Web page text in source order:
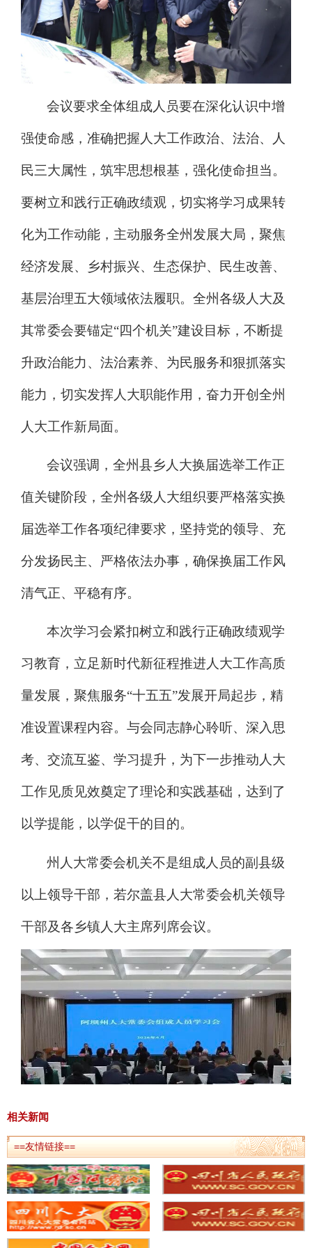
会议要求全体组成人员要在深化认识中增
强使命感，准确把握人大工作政治、法治、人
民三大属性，筑牢思想根基，强化使命担当。
要树立和践行正确政绩观，切实将学习成果转
化为工作动能，主动服务全州发展大局，聚焦
经济发展、乡村振兴、生态保护、民生改善、
基层治理五大领域依法履职。全州各级人大及
其常委会要锚定“四个机关”建设目标 ， 不断提
升政治能力、法治素养、为民服务和狠抓落实
能力， 切实发挥人大职能作用，奋力开创全州
人大工作新局面。
会议强调，全州县乡人大换届选举工作正
值关键阶段， 全州各级人大组织要严格落实换
届选举工作各项纪律要求，坚持党的领导、充
分发扬民主、严格依法办事，确保换届工作风
清气正、平稳有序。
本次学习会紧扣树立和践行正确政绩观学
习教育，立足新时代新征程推进人大工作高质
量发展 ， 聚焦服务“十五五”发展开局起步，精
准设置课程内容。 与会同志静心聆听、深入思
考、 交流互鉴、学习提升，为下一步推动人大
工作见质见效奠定了理论和实践基础 ，达到了
以学提能，以学促干的目的。
州人大常委会机关不是组成人员的副县级
以上领导干部， 若尔盖县人大常委会机关领导
干部及各乡镇人大主席列席会议。
相关新闻
==友情链接==